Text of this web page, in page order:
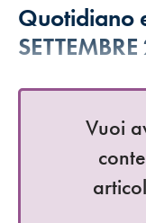
Quotidiano
Vuoi